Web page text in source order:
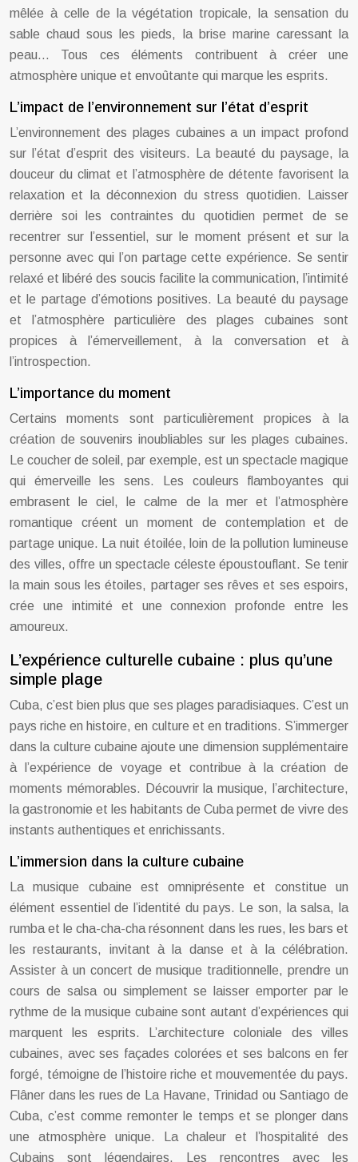
mêlée à celle de la végétation tropicale, la sensation du
sable chaud sous les pieds, la brise marine caressant la
peau… Tous ces éléments contribuent à créer une
atmosphère unique et envoûtante qui marque les esprits.
L’impact de l’environnement sur l’état d’esprit
L’environnement des plages cubaines a un impact profond
sur l’état d’esprit des visiteurs. La beauté du paysage, la
douceur du climat et l’atmosphère de détente favorisent la
relaxation et la déconnexion du stress quotidien. Laisser
derrière soi les contraintes du quotidien permet de se
recentrer sur l’essentiel, sur le moment présent et sur la
personne avec qui l’on partage cette expérience. Se sentir
relaxé et libéré des soucis facilite la communication, l’intimité
et le partage d’émotions positives. La beauté du paysage
et l’atmosphère particulière des plages cubaines sont
propices à l’émerveillement, à la conversation et à
l’introspection.
L’importance du moment
Certains moments sont particulièrement propices à la
création de souvenirs inoubliables sur les plages cubaines.
Le coucher de soleil, par exemple, est un spectacle magique
qui émerveille les sens. Les couleurs flamboyantes qui
embrasent le ciel, le calme de la mer et l’atmosphère
romantique créent un moment de contemplation et de
partage unique. La nuit étoilée, loin de la pollution lumineuse
des villes, offre un spectacle céleste époustouflant. Se tenir
la main sous les étoiles, partager ses rêves et ses espoirs,
crée une intimité et une connexion profonde entre les
amoureux.
L’expérience culturelle cubaine : plus qu’une
simple plage
Cuba, c’est bien plus que ses plages paradisiaques. C’est un
pays riche en histoire, en culture et en traditions. S’immerger
dans la culture cubaine ajoute une dimension supplémentaire
à l’expérience de voyage et contribue à la création de
moments mémorables. Découvrir la musique, l’architecture,
la gastronomie et les habitants de Cuba permet de vivre des
instants authentiques et enrichissants.
L’immersion dans la culture cubaine
La musique cubaine est omniprésente et constitue un
élément essentiel de l’identité du pays. Le son, la salsa, la
rumba et le cha-cha-cha résonnent dans les rues, les bars et
les restaurants, invitant à la danse et à la célébration.
Assister à un concert de musique traditionnelle, prendre un
cours de salsa ou simplement se laisser emporter par le
rythme de la musique cubaine sont autant d’expériences qui
marquent les esprits. L’architecture coloniale des villes
cubaines, avec ses façades colorées et ses balcons en fer
forgé, témoigne de l’histoire riche et mouvementée du pays.
Flâner dans les rues de La Havane, Trinidad ou Santiago de
Cuba, c’est comme remonter le temps et se plonger dans
une atmosphère unique. La chaleur et l’hospitalité des
Cubains sont légendaires. Les rencontres avec les